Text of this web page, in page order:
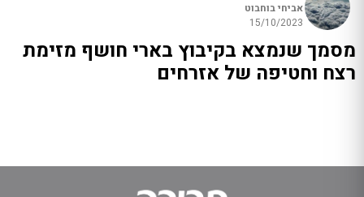
אביחי בוחבוט
15/10/2023
מסמך שנמצא בקיבוץ בארי חושף מזימת
רצח וחטיפה של אזרחים